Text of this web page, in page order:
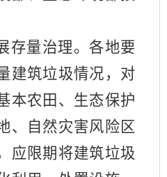
存量治理。各地要
建筑垃圾情况，对
本农田、生态保护
、自然灾害风险区
应限期将建筑垃圾